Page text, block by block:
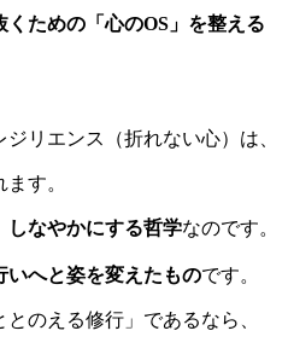
ための「心のOS」を整える
リエンス（折れない心）は、
す。
しなやかにする哲学なのです。
いへと姿を変えたものです。
のえる修行」であるなら、